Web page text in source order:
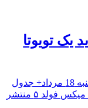
یک تویوتا
اولین تصاویر شیائومی میکس فولد ۵ منتشر